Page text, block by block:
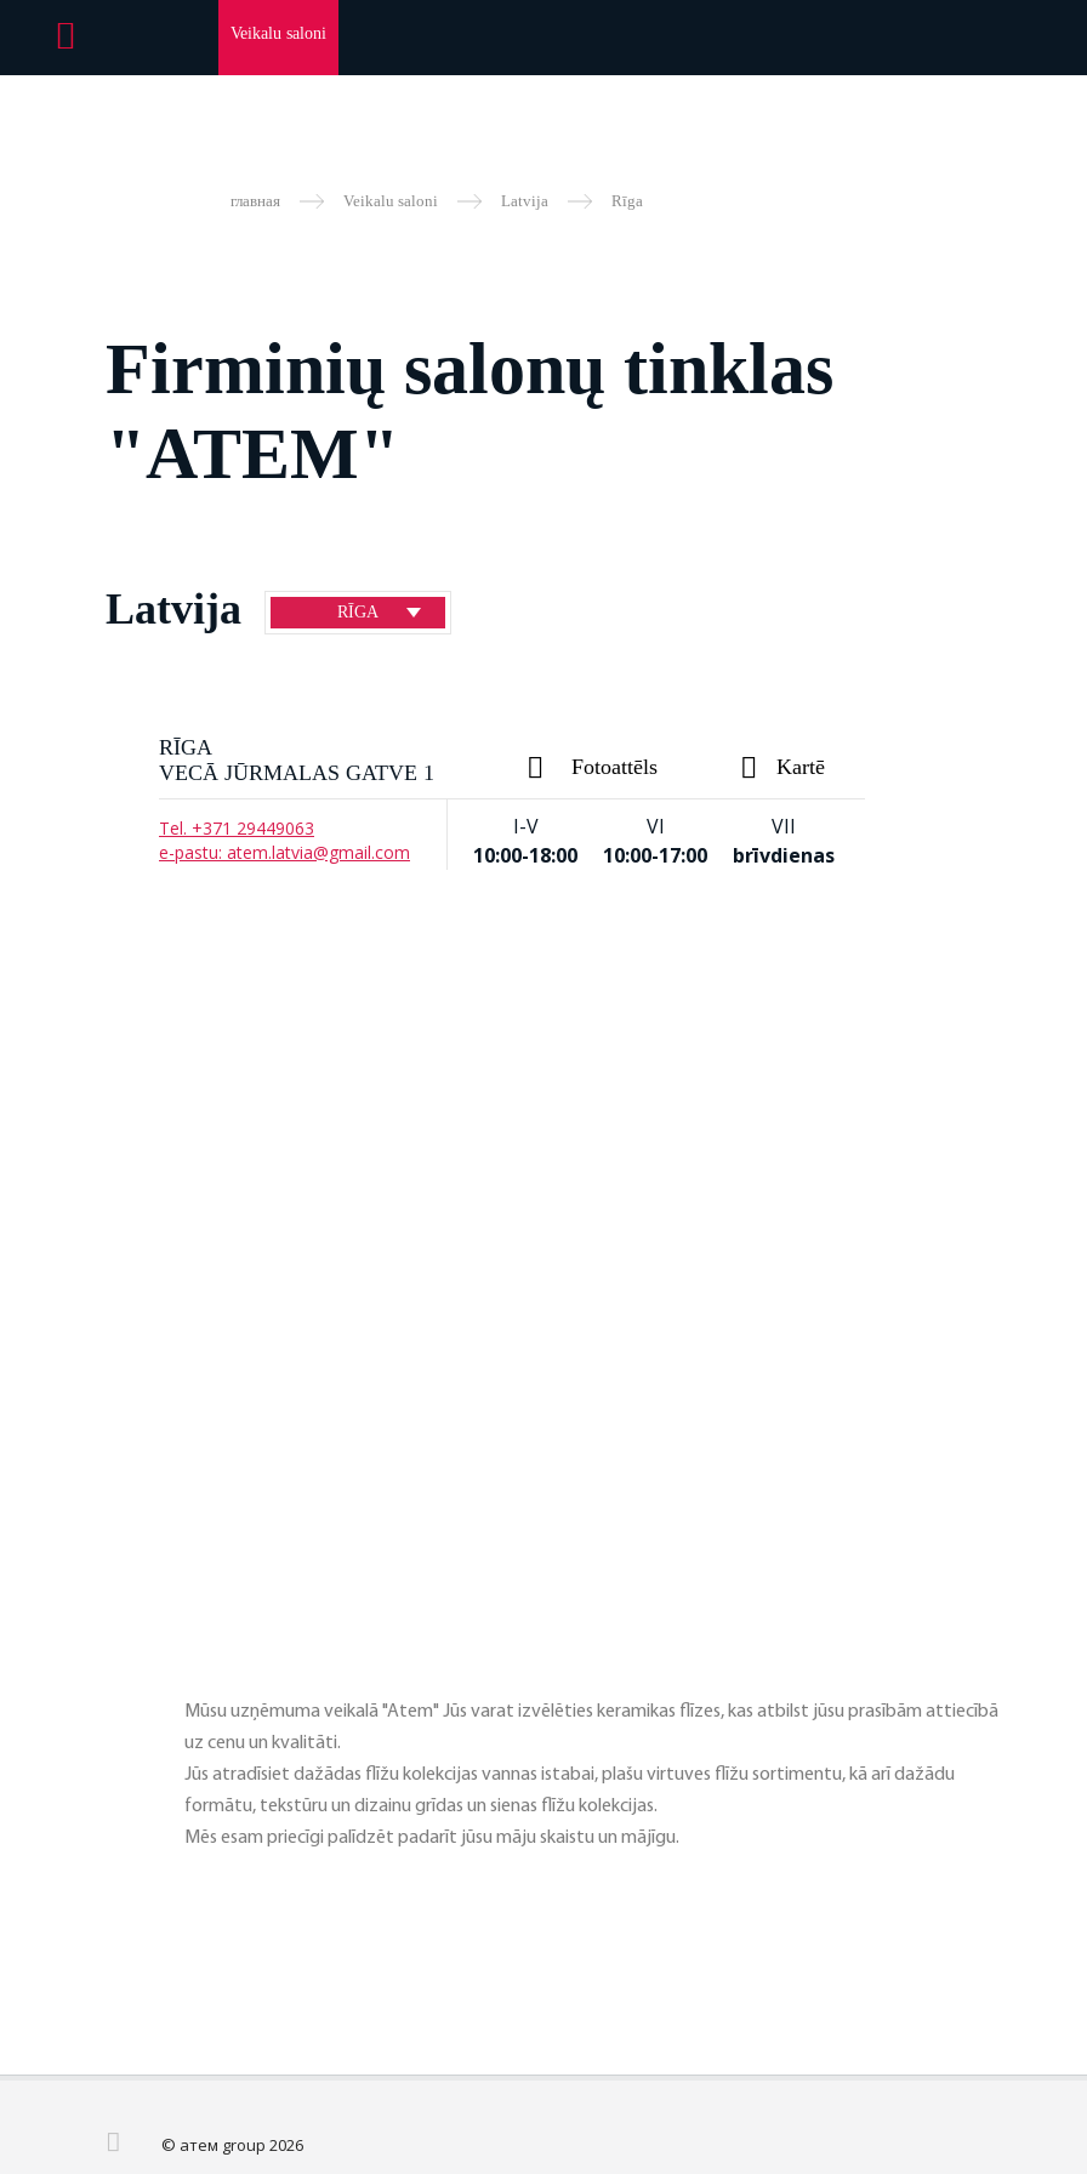
Veikalu saloni
главная Veikalu saloni Latvija Rīga
Firminių salonų tinklas
"ATEM"
Latvija RĪGA
RĪGA
VECĀ JŪRMALAS GATVE 1
Fotoattēls Kartē
Tel. +371 29449063
e-pastu: atem.latvia@gmail.com
I-V VI
VII
10:00-18:00
10:00-17:00 brīvdienas
Mūsu uzņēmuma veikalā "Atem" Jūs varat izvēlēties keramikas flīzes, kas atbilst jūsu prasībām attiecībā
uz cenu un kvalitāti.
Jūs atradīsiet dažādas flīžu kolekcijas vannas istabai, plašu virtuves flīžu sortimentu, kā arī dažādu
formātu, tekstūru un dizainu grīdas un sienas flīžu kolekcijas.
Mēs esam priecīgi palīdzēt padarīt jūsu māju skaistu un mājīgu.
© атем group 2026